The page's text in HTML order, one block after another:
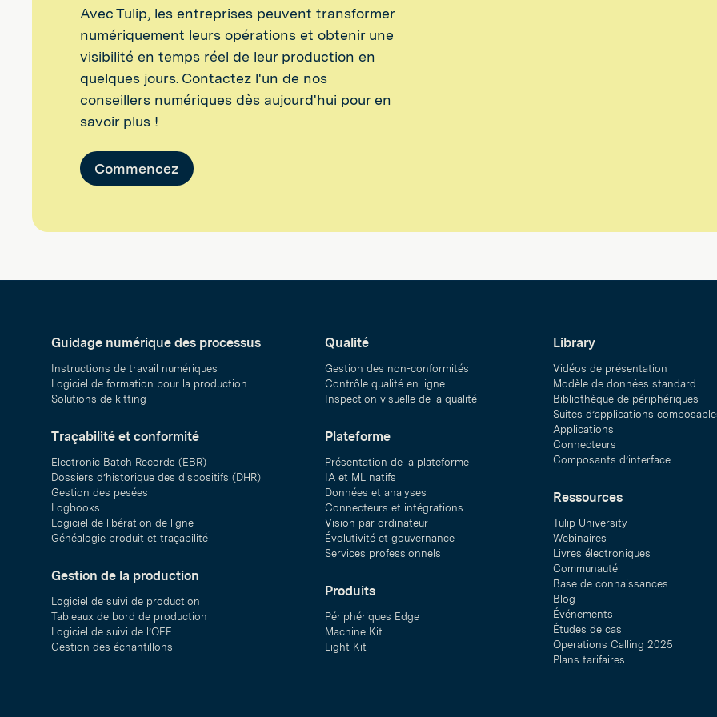
Avec Tulip, les entreprises peuvent transformer
numériquement leurs opérations et obtenir une
visibilité en temps réel de leur production en
quelques jours. Contactez l'un de nos
conseillers numériques dès aujourd'hui pour en
savoir plus !
Commencez
Guidage numérique des processus
Instructions de travail numériques
Logiciel de formation pour la production
Solutions de kitting
Traçabilité et conformité
Electronic Batch Records (EBR)
Dossiers d’historique des dispositifs (DHR)
Gestion des pesées
Logbooks
Logiciel de libération de ligne
Généalogie produit et traçabilité
Gestion de la production
Logiciel de suivi de production
Tableaux de bord de production
Logiciel de suivi de l’OEE
Gestion des échantillons
Qualité
Gestion des non-conformités
Contrôle qualité en ligne
Inspection visuelle de la qualité
Plateforme
Présentation de la plateforme
IA et ML natifs
Données et analyses
Connecteurs et intégrations
Vision par ordinateur
Évolutivité et gouvernance
Services professionnels
Produits
Périphériques Edge
Machine Kit
Light Kit
Library
Vidéos de présentation
Modèle de données standard
Bibliothèque de périphériques
Suites d’applications
Applications
Connecteurs
Composants d’interface
Ressources
Tulip University
Webinaires
Livres électroniques
Communauté
Base de connaissances
Blog
Événements
Études de cas
Operations Calling 2025
Plans tarifaires